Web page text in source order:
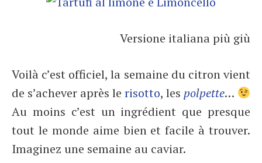
Versione italiana più giù
Voilà c’est officiel, la semaine du citron vient
de s’achever après lerisotto, les polpette…
Au moins c’est un ingrédient que presque
tout le monde aime bien et facile à trouver.
Imaginez une semaine au caviar.